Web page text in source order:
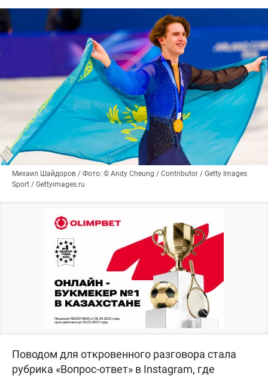
Михаил Шайдоров / Фото: © Andy Cheung / Contributor / Getty Images
Sport / Gettyimages.ru
Поводом для откровенного разговора стала
рубрика «Вопрос-ответ» в Instagram, где